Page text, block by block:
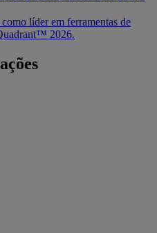
líder em ferramentas de
2026.